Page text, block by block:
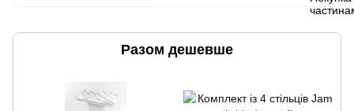
Разом дешевше